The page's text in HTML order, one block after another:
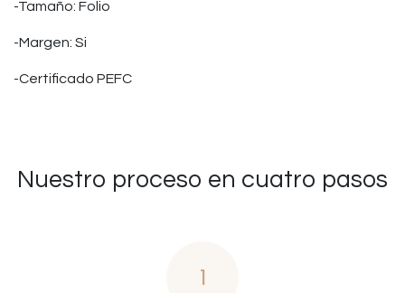
-Tamaño: Folio
-Margen: Si
-Certificado PEFC
Nuestro proceso en cuatro pasos
1